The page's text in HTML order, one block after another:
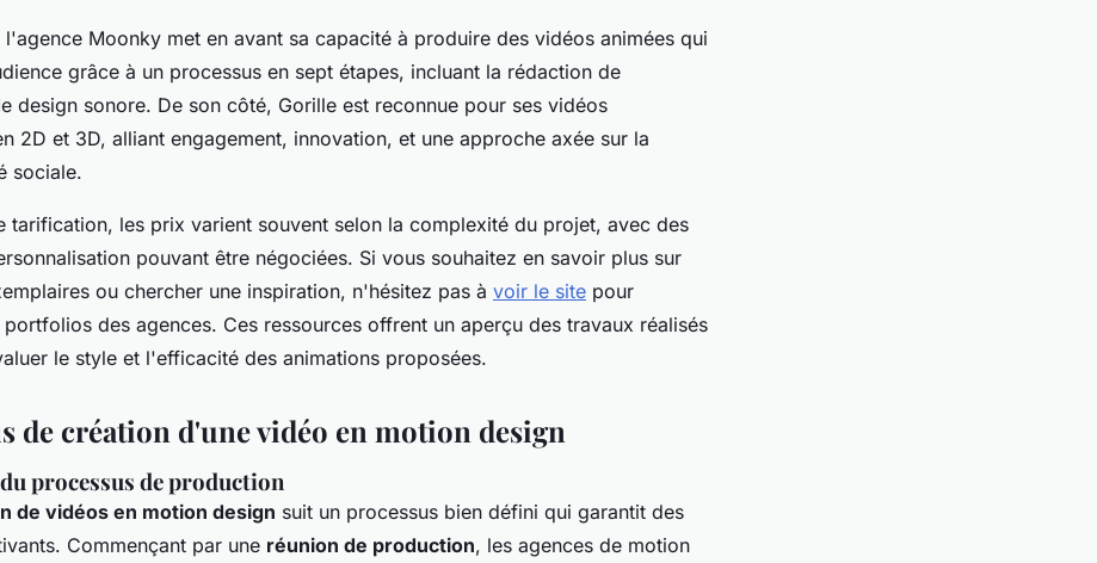
l'agence Moonky met en avant sa capacité à produire des vidéos animées qui
grâce à un processus en sept étapes, incluant la rédaction de
design sonore. De son côté, Gorille est reconnue pour ses vidéos
2D et 3D, alliant engagement, innovation, et une approche axée sur la
sociale.
tarification, les prix varient souvent selon la complexité du projet, avec des
pouvant être négociées. Si vous souhaitez en savoir plus sur
ou chercher une inspiration, n'hésitez pas à voir le site pour
des agences. Ces ressources offrent un aperçu des travaux réalisés
le style et l'efficacité des animations proposées.
de création d'une vidéo en motion design
processus de production
de vidéos en motion design suit un processus bien défini qui garantit des
Commençant par une réunion de production, les agences de motion